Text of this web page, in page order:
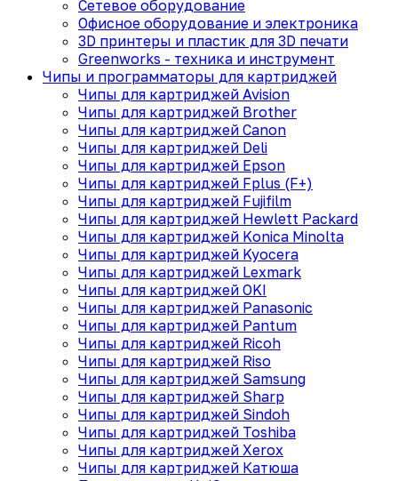
Сетевое оборудование
Офисное оборудование и электроника
3D принтеры и пластик для 3D печати
Greenworks - техника и инструмент
Чипы и программаторы для картриджей
Чипы для картриджей Avision
Чипы для картриджей Brother
Чипы для картриджей Canon
Чипы для картриджей Deli
Чипы для картриджей Epson
Чипы для картриджей Fplus (F+)
Чипы для картриджей Fujifilm
Чипы для картриджей Hewlett Packard
Чипы для картриджей Konica Minolta
Чипы для картриджей Kyocera
Чипы для картриджей Lexmark
Чипы для картриджей OKI
Чипы для картриджей Panasonic
Чипы для картриджей Pantum
Чипы для картриджей Ricoh
Чипы для картриджей Riso
Чипы для картриджей Samsung
Чипы для картриджей Sharp
Чипы для картриджей Sindoh
Чипы для картриджей Toshiba
Чипы для картриджей Xerox
Чипы для картриджей Катюша